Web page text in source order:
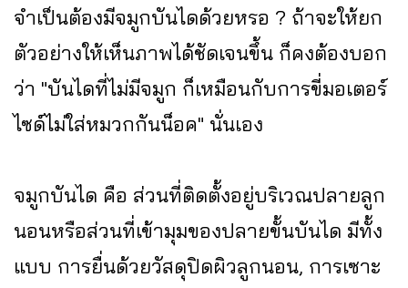
จำเป็นต้องมีจมูกบันไดด้วยหรอ ? ถ้าจะให้ยก
ตัวอย่างให้เห็นภาพได้ชัดเจนขึ้น ก็คงต้องบอก
ว่า "บันไดที่ไม่มีจมูก ก็เหมือนกับการขี่มอเตอร์
ไซด์ไม่ใส่หมวกกันน็อค" นั่นเอง
จมูกบันได คือ ส่วนที่ติดตั้งอยู่บริเวณปลายลูก
นอนหรือส่วนที่เข้ามุมของปลายขั้นบันได มีทั้ง
แบบ การยื่นด้วยวัสดุปิดผิวลูกนอน, การเซาะ